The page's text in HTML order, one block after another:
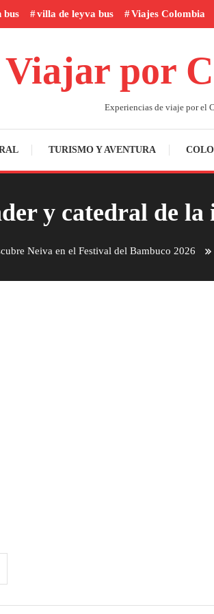
bus villa de leyva bus Viajes Colombia
Viajar por
Experiencias de viaje por el
TURISMO Y AVENTURA
y catedral de la
Neiva en el Festival del Bambuco 2026